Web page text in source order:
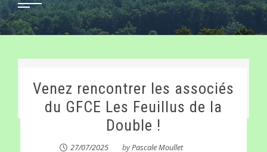
Venez rencontrer les associés
du GFCE Les Feuillus de la
Double !
27/07/2025 byPascale Moullet